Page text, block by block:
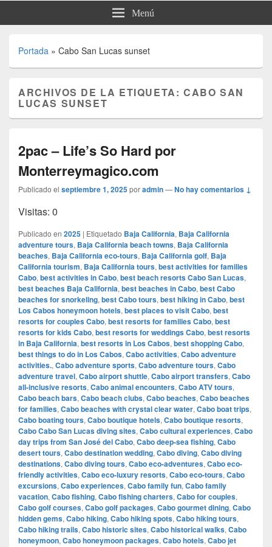
Menú
Portada » Cabo San Lucas sunset
ARCHIVOS DE LA ETIQUETA:CABO SAN
LUCAS SUNSET
2pac – Life’s So Hard por
Monterreymagico.com
Publicado el septiembre 1, 2025poradmin—No hay comentarios ↓
Visitas: 0
Publicado en 2025 | Etiquetado Baja California, Baja California
adventure tours, Baja California beach towns, Baja California
beaches, Baja California eco-tours, Baja California golf, Baja
California tourism, Baja California tours, best activities for families
Cabo, best activities in Cabo, best beach resorts Cabo San Lucas,
best beaches Baja California, best beaches in Cabo, best Cabo
beaches for snorkeling, best Cabo tours, best hiking in Cabo, best
Los Cabos honeymoon hotels, best places to visit Cabo, best
resorts for couples Cabo, best resorts for families Cabo, best
resorts for kids Cabo, best resorts for weddings Cabo, best resorts
in Baja California, best resorts in Los Cabos, best shopping Cabo,
best things to do in Los Cabos, Cabo activities, Cabo adventure
activities., Cabo adventure sports, Cabo adventure tours, Cabo
adventure travel, Cabo airport shuttle, Cabo airport transfers, Cabo
all-inclusive resorts, Cabo animal encounters, Cabo ATV tours,
Cabo beach bars, Cabo beach clubs, Cabo beaches, Cabo beaches
for families, Cabo beaches with crystal clear water, Cabo boat trips,
Cabo boating tours, Cabo boutique hotels, Cabo boutique resorts,
Cabo Cabo San Lucas diving sites, Cabo cultural experiences, Cabo
day trips from San José del Cabo, Cabo deep-sea fishing, Cabo
desert tours, Cabo destination wedding, Cabo diving, Cabo diving
destinations, Cabo diving tours, Cabo eco-adventures, Cabo eco-
friendly activities, Cabo eco-luxury resorts, Cabo eco-tours, Cabo
excursions, Cabo experiences, Cabo family fun, Cabo family
vacation, Cabo fishing, Cabo fishing charters, Cabo for couples,
Cabo golf courses, Cabo golf packages, Cabo gourmet dining, Cabo
hidden gems, Cabo hiking, Cabo hiking spots, Cabo hiking tours,
Cabo hiking trails, Cabo historic sites, Cabo historical walks, Cabo
honeymoon, Cabo honeymoon packages, Cabo hotels, Cabo jet